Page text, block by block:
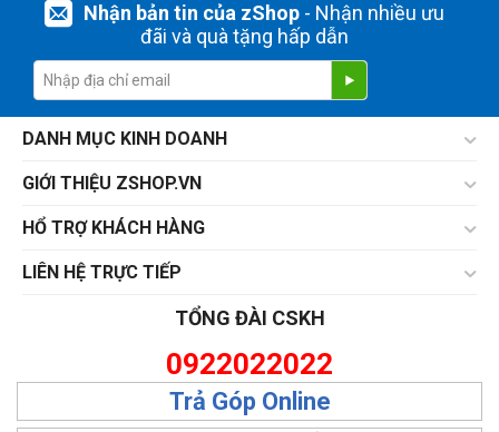
Nhận bản tin của zShop- Nhận nhiều ưu
đãi và quà tặng hấp dẫn
DANH MỤC KINH DOANH
GIỚI THIỆU ZSHOP.VN
HỔ TRỢ KHÁCH HÀNG
LIÊN HỆ TRỰC TIẾP
TỔNG ĐÀI CSKH
0922022022
Trả Góp Online